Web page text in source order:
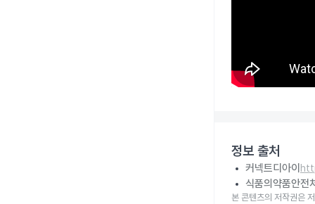
정보 출처
커넥트디아이
식품의약품안전
본 콘텐츠의 저작권은